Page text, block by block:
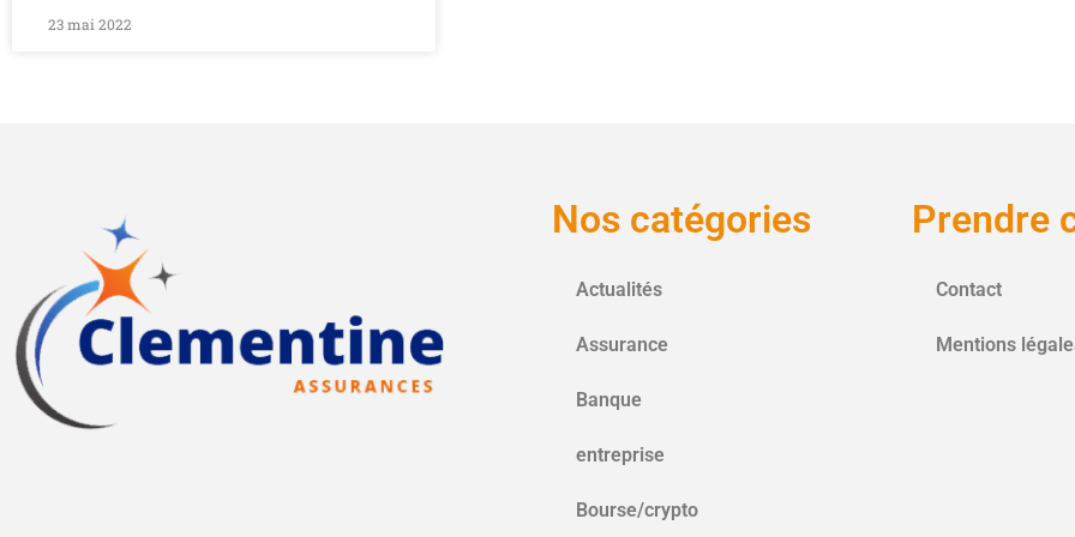
23 mai 2022
Nos catégories
Actualités
Assurance
Banque
entreprise
Bourse/crypto
Prendre
Contact
Mentions